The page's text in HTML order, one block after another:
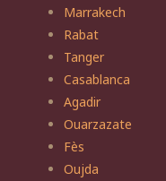
Marrakech
Rabat
Tanger
Casablanca
Agadir
Ouarzazate
Fès
Oujda